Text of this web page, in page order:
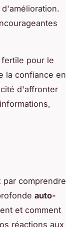
pour le
la confiance en
d'affronter
par comprendre
auto-
et comment
réactions aux